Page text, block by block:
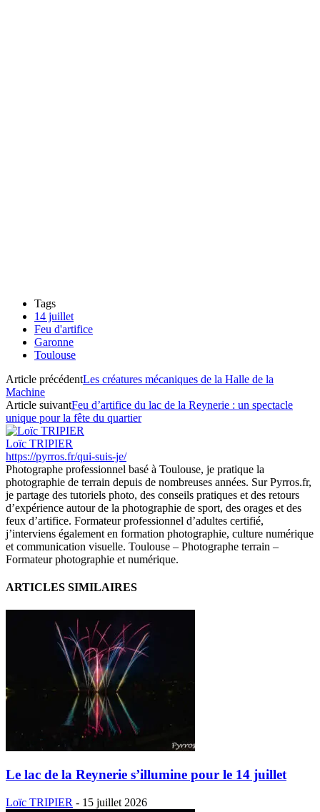
Tags
14 juillet
Feu d'artifice
Garonne
Toulouse
Article précédentLes créatures mécaniques de la Halle de la
Machine
Article suivantFeu d’artifice du lac de la Reynerie : un spectacle
unique pour la fête du quartier
Loïc TRIPIER
https://pyrros.fr/qui-suis-je/
Photographe professionnel basé à Toulouse, je pratique la
photographie de terrain depuis de nombreuses années. Sur Pyrros.fr,
je partage des tutoriels photo, des conseils pratiques et des retours
d’expérience autour de la photographie de sport, des orages et des
feux d’artifice. Formateur professionnel d’adultes certifié,
j’interviens également en formation photographie, culture numérique
et communication visuelle. Toulouse – Photographe terrain –
Formateur photographie et numérique.
ARTICLES SIMILAIRES
Le lac de la Reynerie s’illumine pour le 14 juillet
Loïc TRIPIER - 15 juillet 2026